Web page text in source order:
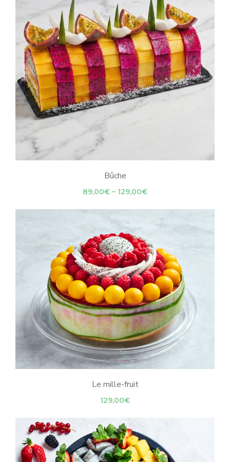
Bûche
89,00€ – 129,00€Price
Le mille-fruit
129,00€